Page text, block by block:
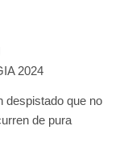
2024
despistado que no
de pura